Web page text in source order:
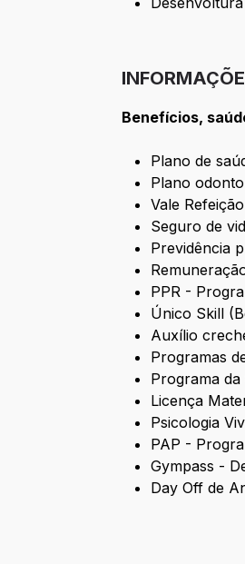
Benefícios,
Plano de
Plano
Vale
Seguro de
Previdência
PPR -
Único Skill
Auxílio
Programas
Programa da
Licença
Psicologia
PAP -
Gympass -
Day Off de